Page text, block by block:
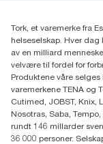
(+47) 22 70 62
Fredrik
0603 OSLO
Tork, et varemerke fra
helseselskap. Hver
av en milliard
velvære til fordel for
Produktene våre
varemerkene TENA og
Cutimed, JOBST, Knix,
Nosotras, Saba,
rundt 146 millarder
36 000 personer.